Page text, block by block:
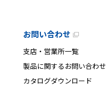
お問い合わせ
支店・営業所一覧
製品に関するお問い合わせ
カタログダウンロード